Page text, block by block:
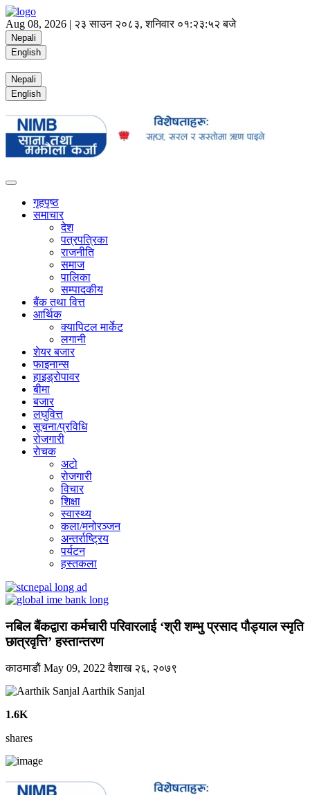
Aug 08, 2026 | २३ साउन २०८३, शनिवार ०१:२३:५२ बजे
Nepali
English
Nepali
English
गृहपृष्ठ
समाचार
देश
पत्रपत्रिका
राजनीति
समाज
पालिका
सम्पादकीय
बैंक तथा वित्त
आर्थिक
क्यापिटल मार्केट
लगानी
शेयर बजार
फाइनान्स
हाइड्रोपावर
बीमा
बजार
लघुवित्त
सूचना/प्रविधि
रोजगारी
राेचक
अटो
रोजगारी
विचार
शिक्षा
स्वास्थ्य
कला/मनोरञ्जन
अन्तर्राष्ट्रिय
पर्यटन
हस्तकला
नबिल बैंकद्वारा कर्मचारी परिवारलाई ‘श्री शम्भु प्रसाद पौड्याल स्मृति
छात्रवृत्ति’ हस्तान्तरण
काठमाडाैं May 09, 2022वैशाख २६, २०७९
Aarthik Sanjal
1.6K
shares